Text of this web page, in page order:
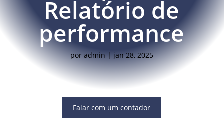
Relatório de
performance
poradmin|jan 28, 2025
Falar com um contador